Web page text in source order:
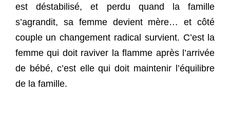
est déstabilisé, et perdu quand la famille
s’agrandit, sa femme devient mère… et côté
couple un changement radical survient. C’est la
femme qui doit raviver la flamme après l’arrivée
de bébé, c’est elle qui doit maintenir l’équilibre
de la famille.